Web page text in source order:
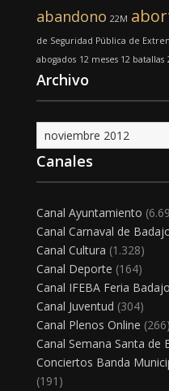
abandono 22M
de Seguridad Pública de
abogados 12 meses 12 batallas
Archivo
Archivo
Canales
Canal Ayuntamiento
Canal Carnaval de
Canal Cultura (1.328)
Canal Deporte (164)
Canal IFEBA Feria
Canal Juventud (304)
Canal Plenos Online (266)
Canal Semana Santa de
Conciertos Banda
(191)